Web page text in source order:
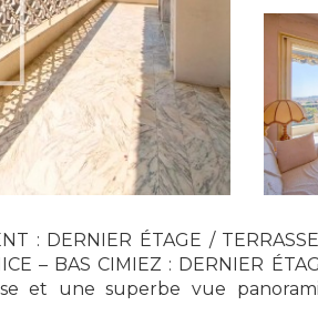
: DERNIER ÉTAGE /
– BAS CIMIEZ : DERNIER
et une superbe vue